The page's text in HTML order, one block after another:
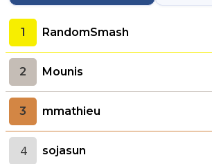
1 RandomSmash
2 Mounis
3 mmathieu
4 sojasun